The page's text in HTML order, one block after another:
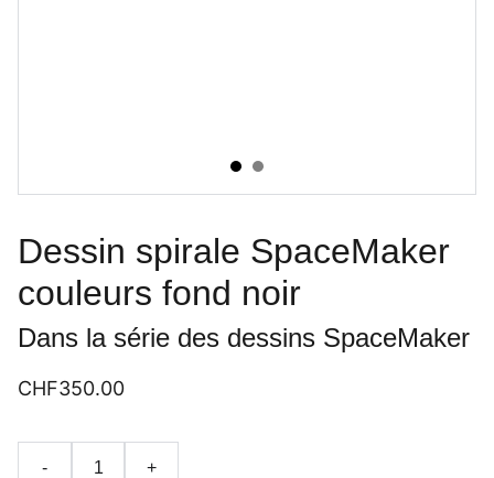
Dessin spirale SpaceMaker
couleurs fond noir
Dans la série des dessins SpaceMaker
CHF350.00
- +